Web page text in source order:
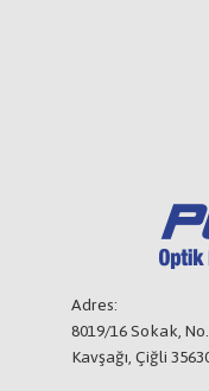
Adres:
8019/16 Sokak,
Kavşağı, Çiğli